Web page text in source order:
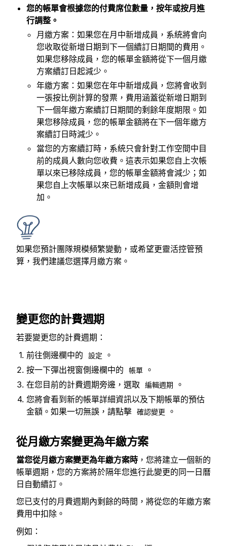
您的帳單會根據您的付費席位數量，按年或按月進
行調整。
月繳方案：如果您在月中新增成員，系統將會向
您收取從新增日期到下一個續訂日期間的費用。
如果您移除成員，您的帳單金額將從下一個月繳
方案續訂日起減少。
年繳方案：如果您在年中新增成員，您將會收到
一張按比例計算的發票，費用涵蓋從新增日期到
下一個年繳方案續訂日期間的剩餘年度期限。如
果您移除成員，您的帳單金額將在下一個年繳方
案續訂日時減少。
當您的方案續訂時，系統只會針對工作空間中目
前的成員人數向您收費。這表示如果您自上次帳
單以來已移除成員，您的帳單金額將會減少；如
果您自上次帳單以來已新增成員，金額則會增
加。
如果您預計團隊規模頻繁變動，或希望更靈活控管預
算，我們建議您選擇月繳方案。
變更您的計費週期
若要變更您的計費週期：
前往側邊欄中的
設定
。
按一下彈出視窗側邊欄中的
帳單
。
在您目前的計費週期旁邊，選取
編輯週期
。
您將會看到新的帳單詳細資訊以及下期帳單的預估
金額。如果一切無誤，請點擊 確認變更 。
從月繳方案變更為年繳方案
當您從月繳方案變更為年繳方案時 ，您將建立一個新的
帳單週期，您的方案將於隔年您進行此變更的同一日曆
日自動續訂。
您已支付的月費週期內剩餘的時間，將從您的年繳方案
費用中扣除。
例如：